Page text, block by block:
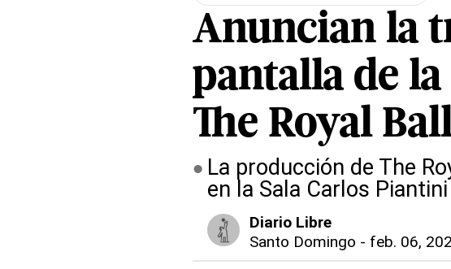
Anuncian la
pantalla de
The Royal
La producción de The
en la Sala Carlos
Diario Libre
Santo Domingo - feb. 06,